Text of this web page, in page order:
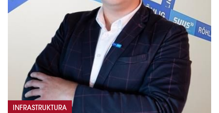
INFRASTRUKTURA